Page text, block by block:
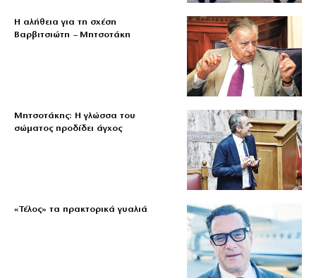
Η αλήθεια για τη σχέση
Βαρβιτσιώτη – Μητσοτάκη
Μητσοτάκης: Η γλώσσα του
σώματος προδίδει άγχος
«Τέλος» τα πρακτορικά γυαλιά